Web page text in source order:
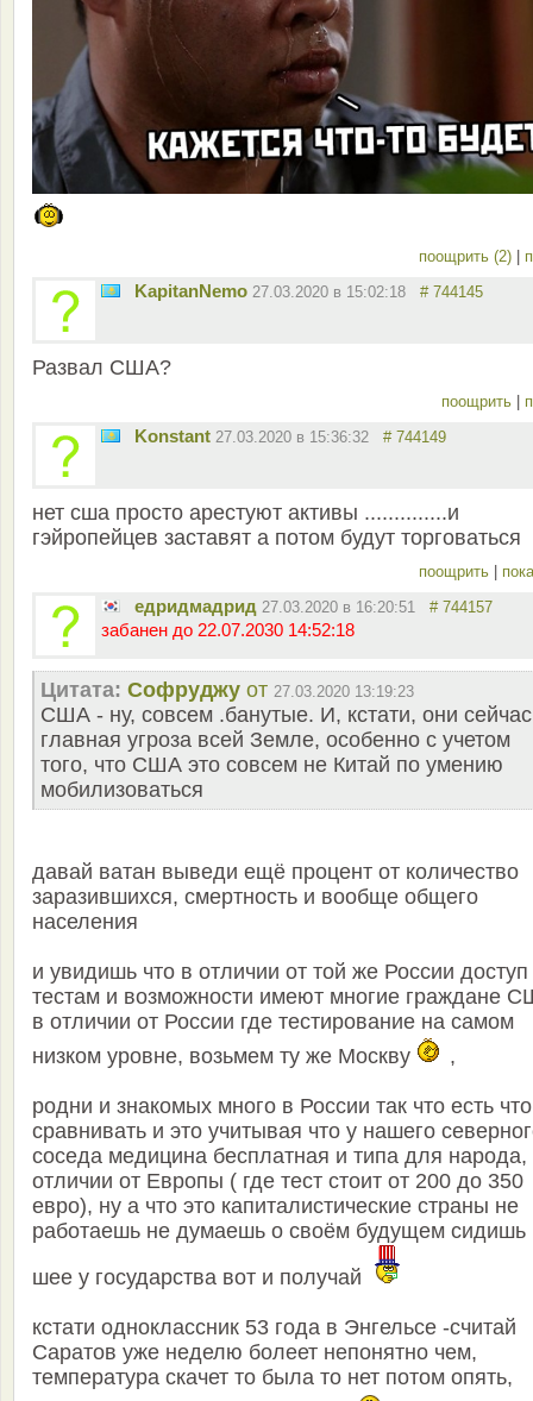
поощрить (2)
KapitanNemo 27.03.2020 в 15:02:18 # 744145
Развал США?
поощрить
Konstant 27.03.2020 в 15:36:32 # 744149
нет сша просто арестуют активы ..............и
гэйропейцев заставят а потом будут торговаться
поощрить
едридмадрид 27.03.2020 в 16:20:51 # 744157
забанен до 22.07.2030 14:52:18
Цитата: Софруджу от 27.03.2020 13:19:23
США - ну, совсем .банутые. И, кстати, они сейчас
главная угроза всей Земле, особенно с учетом
того, что США это совсем не Китай по умению
мобилизоваться
давай ватан выведи ещё процент от количество
заразившихся, смертность и вообще общего
населения
и увидишь что в отличии от той же России доступ
тестам и возможности имеют многие граждане
в отличии от России где тестирование на самом
низком уровне, возьмем ту же Москву
,
родни и знакомых много в России так что есть что
сравнивать и это учитывая что у нашего
соседа медицина бесплатная и типа для народа,
отличии от Европы ( где тест стоит от 200 до 350
евро), ну а что это капиталистические страны не
работаешь не думаешь о своём будущем сидишь
шее у государства вот и получай
кстати одноклассник 53 года в Энгельсе -считай
Саратов уже неделю болеет непонятно чем,
температура скачет то была то нет потом опять,